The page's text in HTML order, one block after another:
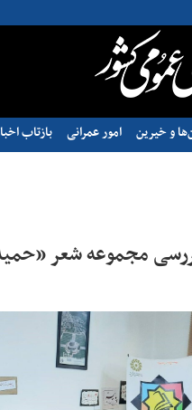
و خیرین امور عمرانی بازتاب
مجموعه‌ شعر